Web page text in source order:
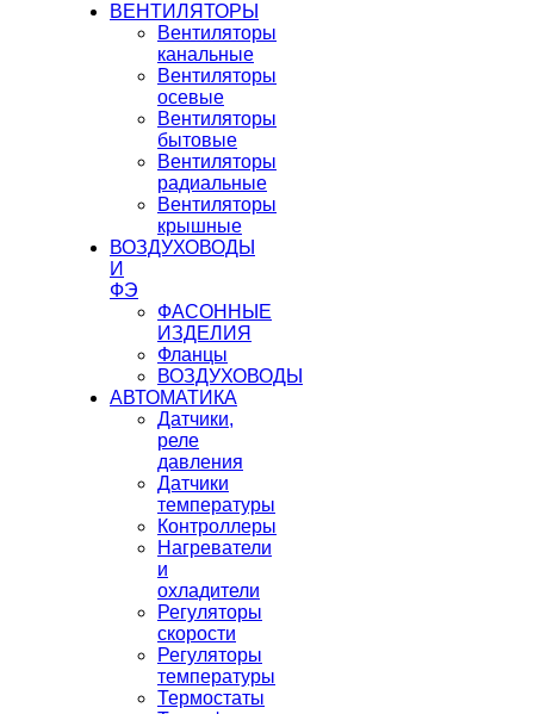
ВЕНТИЛЯТОРЫ
Вентиляторы
канальные
Вентиляторы
осевые
Вентиляторы
бытовые
Вентиляторы
радиальные
Вентиляторы
крышные
ВОЗДУХОВОДЫ
И
ФЭ
ФАСОННЫЕ
ИЗДЕЛИЯ
Фланцы
ВОЗДУХОВОДЫ
АВТОМАТИКА
Датчики,
реле
давления
Датчики
температуры
Контроллеры
Нагреватели
и
охладители
Регуляторы
скорости
Регуляторы
температуры
Термостаты